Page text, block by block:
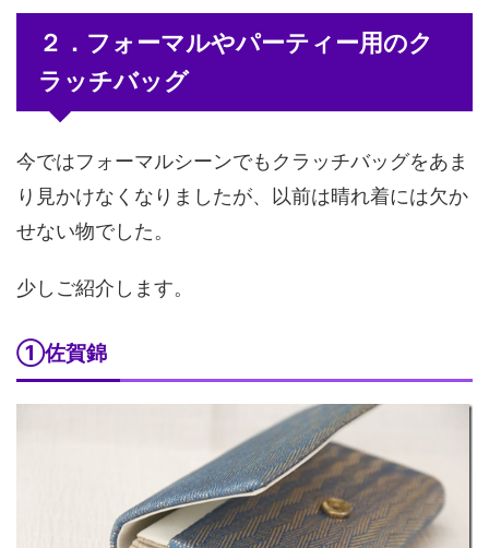
２．フォーマルやパーティー用のク
ラッチバッグ
今ではフォーマルシーンでもクラッチバッグをあま
り見かけなくなりましたが、以前は晴れ着には欠か
せない物でした。
少しご紹介します。
①佐賀錦